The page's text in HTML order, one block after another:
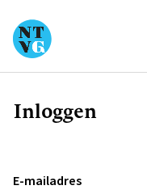
Kruimelpad
Inloggen
E-mailadres